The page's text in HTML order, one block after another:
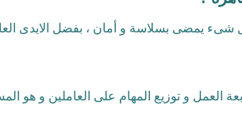
شىء يمضى بسلاسة و أمان ، بفضل الايدى
و توزيع المهام على العاملين و هو